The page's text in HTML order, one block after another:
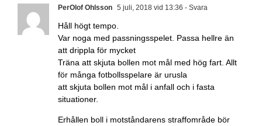
PerOlof Ohlsson 5 juli, 2018 vid 13:36 - Svara
Håll högt tempo.
Var noga med passningsspelet. Passa hellre än
att drippla för mycket
Träna att skjuta bollen mot mål med hög fart. Allt
för många fotbollsspelare är urusla
att skjuta bollen mot mål i anfall och i fasta
situationer.
Erhållen boll i motståndarens straffområde bör